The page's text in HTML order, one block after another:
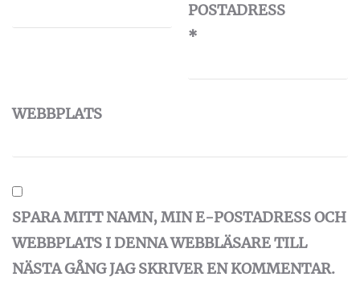
POSTADRESS
*
WEBBPLATS
SPARA MITT NAMN, MIN E-POSTADRESS OCH
WEBBPLATS I DENNA WEBBLÄSARE TILL
NÄSTA GÅNG JAG SKRIVER EN KOMMENTAR.